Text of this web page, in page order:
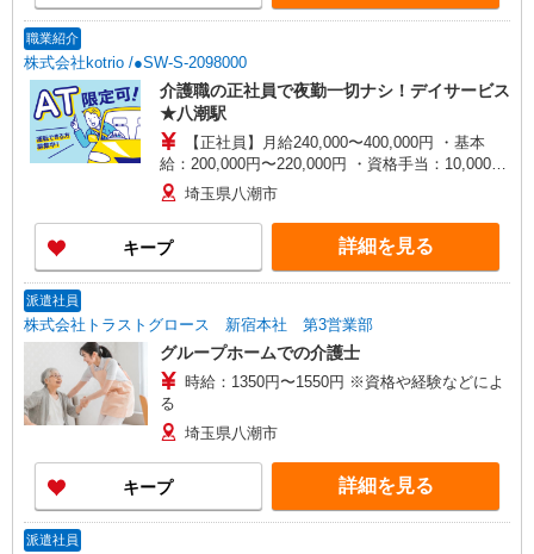
職業紹介
株式会社kotrio /●SW-S-2098000
介護職の正社員で夜勤一切ナシ！デイサービス
★八潮駅
【正社員】月給240,000〜400,000円 ・基本
給：200,000円〜220,000円 ・資格手当：10,000〜
30,000円 ・役職手当：10,000〜70,000円 ・処遇改
善手当：20,000〜60,000円（勤続年数、保有資格
により変動） ・固定残業手当：20,000円（10時
間） ※固定残業時間を超過する場合には超過勤務
手当として別途支給 ・夜勤手当：10,000円/1回
歓迎 ・認知症介護基礎研修 ・初任者研修 ・実務
者研修 ・介護福祉士 など
埼玉県八潮市
キープ 詳細を見る
派遣社員
株式会社トラストグロース 新宿本社 第3営業部
グループホームでの介護士
時給：1350円〜1550円 ※資格や経験などによ
る
埼玉県八潮市
キープ 詳細を見る
派遣社員